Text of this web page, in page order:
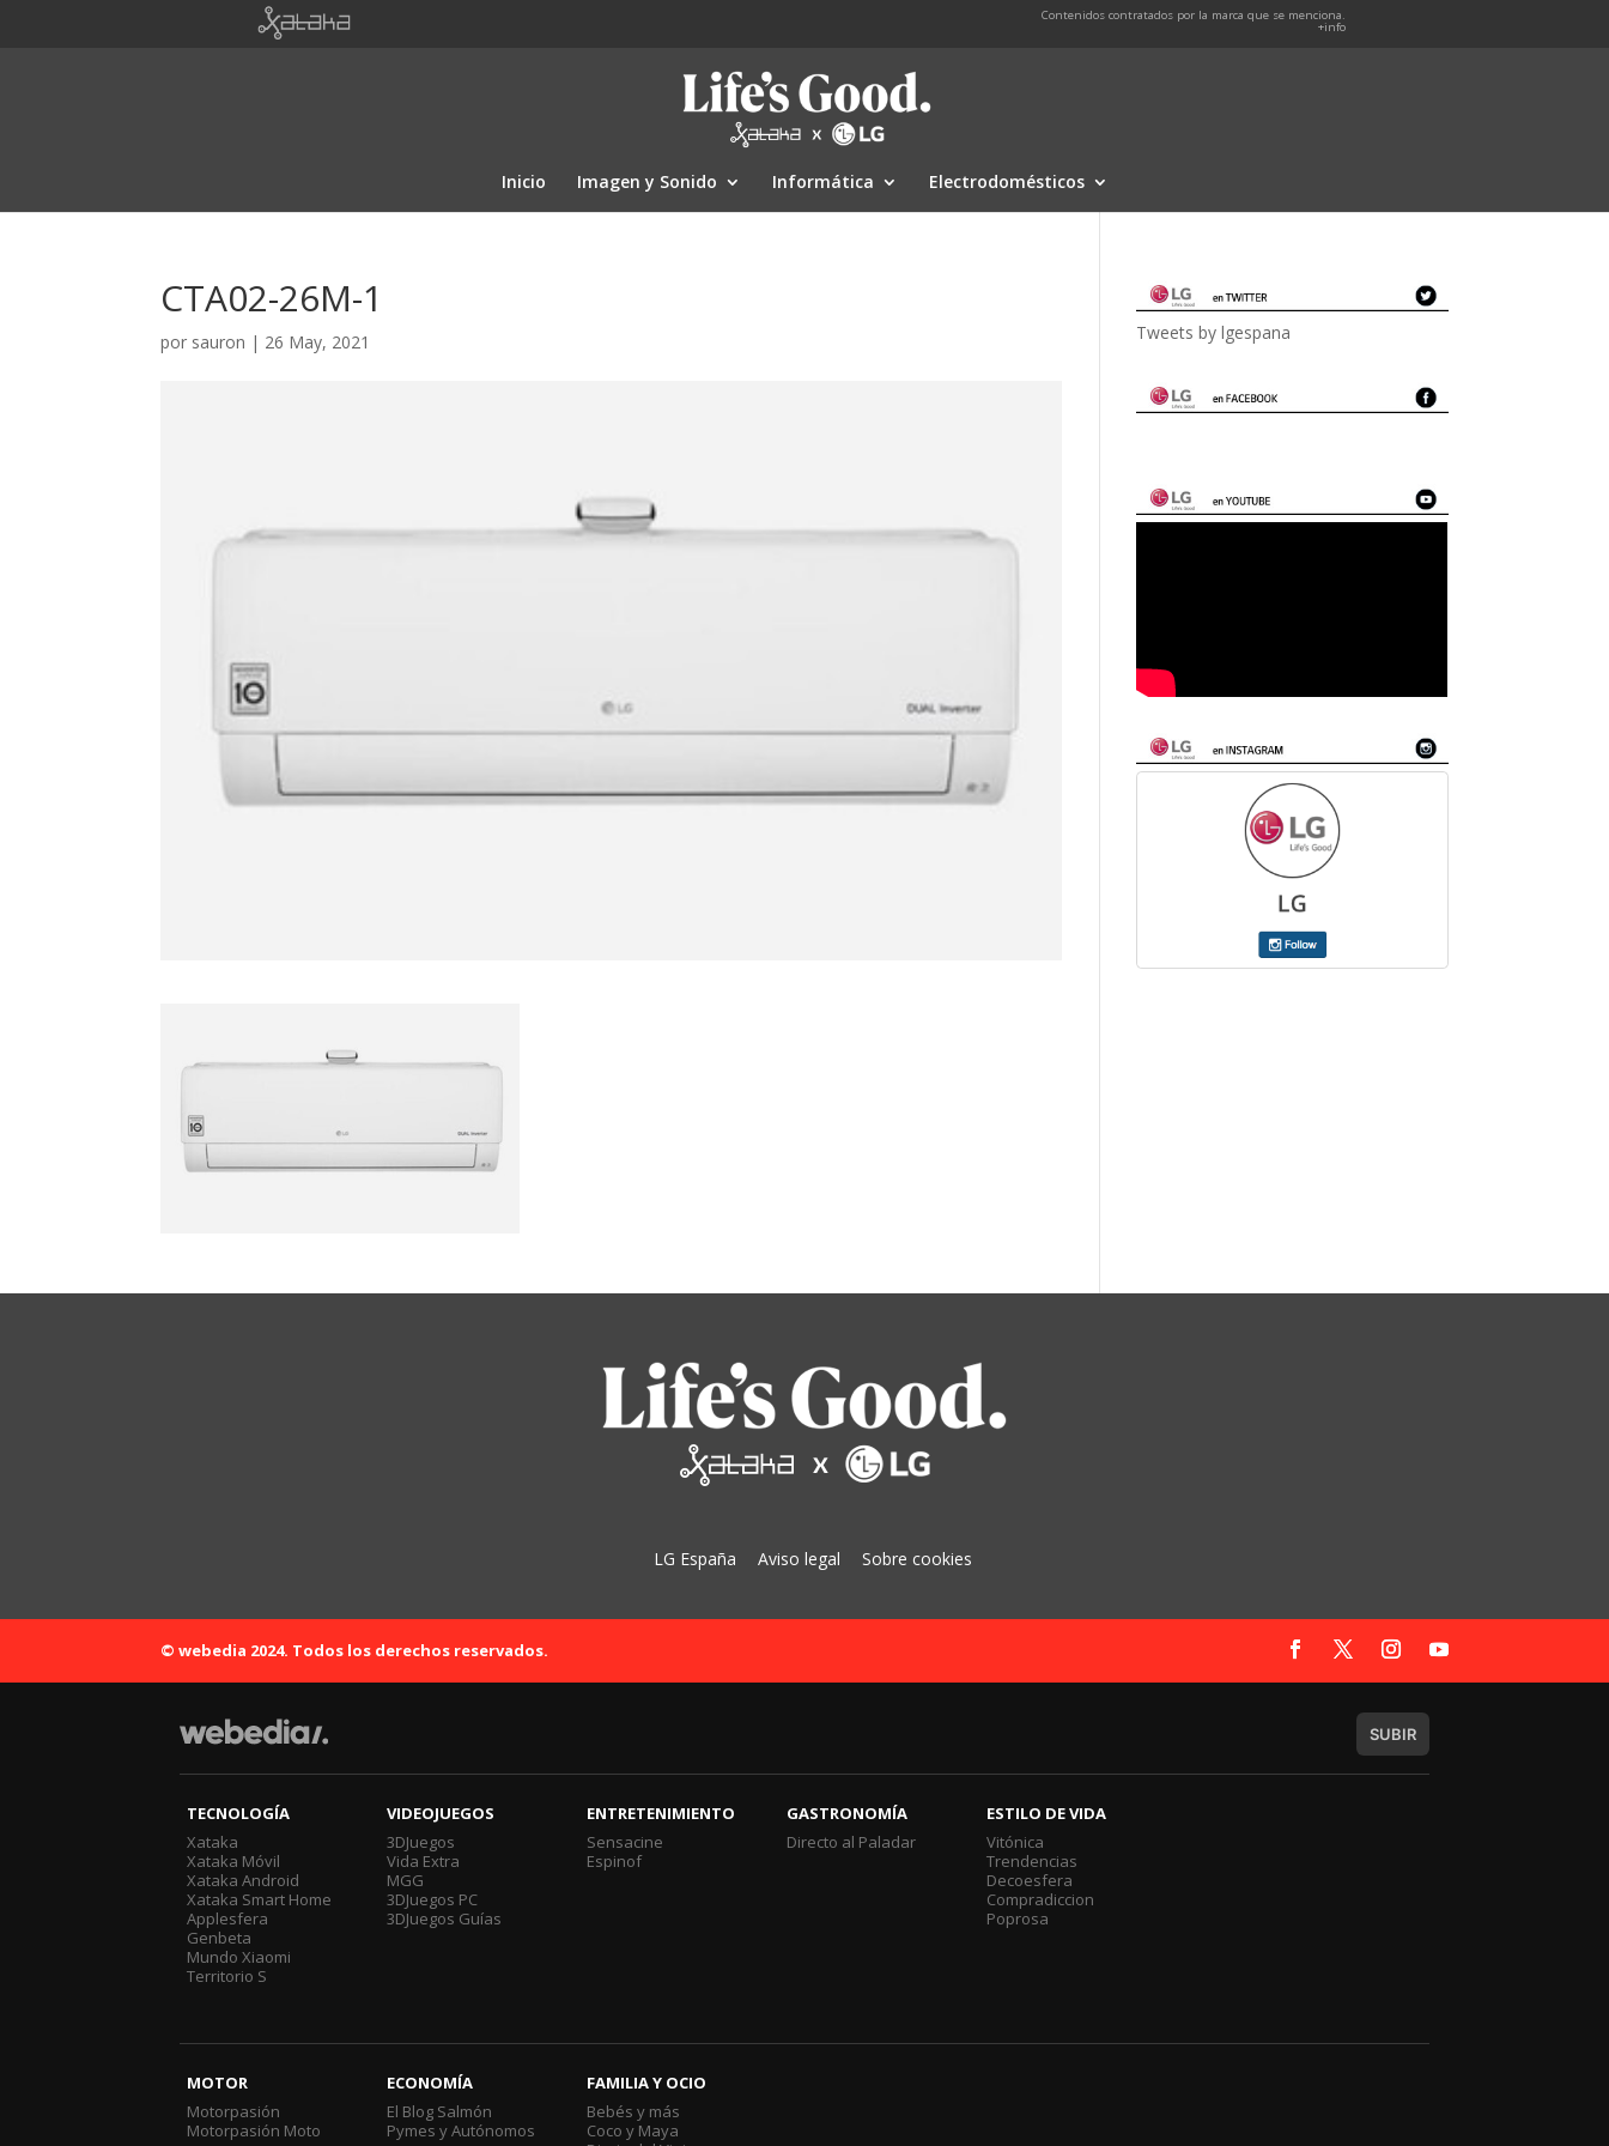
Contenidos contratados por la marca que se menciona.
+info
Inicio Imagen y Sonido Informática Electrodomésticos
CTA02-26M-1
por sauron | 26 May, 2021 Tweets by lgespana
LG España Aviso legal Sobre cookies
© webedia 2024. Todos los derechos reservados.
SUBIR
TECNOLOGÍA
Xataka
Xataka Móvil
Xataka Android
Xataka Smart Home
Applesfera
Genbeta
Mundo Xiaomi
Territorio S
VIDEOJUEGOS
3DJuegos
Vida Extra
MGG
3DJuegos PC
3DJuegos Guías
ENTRETENIMIENTO
Sensacine
Espinof
GASTRONOMÍA
Directo al Paladar
ESTILO DE VIDA
Vitónica
Trendencias
Decoesfera
Compradiccion
Poprosa
MOTOR
Motorpasión
Motorpasión Moto
ECONOMÍA
El Blog Salmón
Pymes y Autónomos
FAMILIA Y OCIO
Bebés y más
Coco y Maya